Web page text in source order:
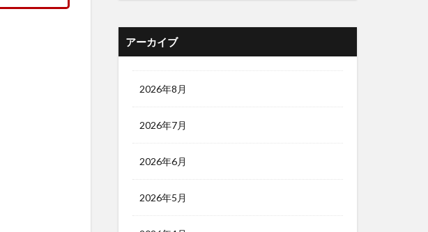
アーカイブ
2026年8月
2026年7月
2026年6月
2026年5月